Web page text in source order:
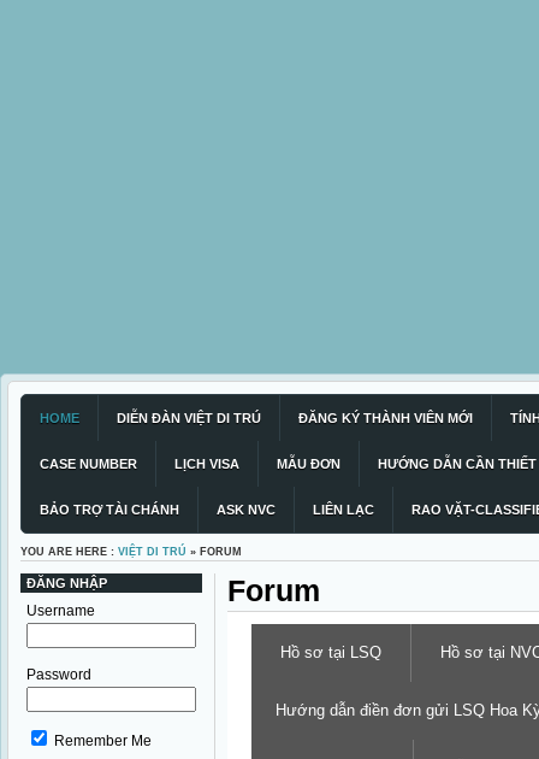
HOME DIỄN ĐÀN VIỆT DI TRÚ ĐĂNG KÝ THÀNH VIÊN MỚI
CASE NUMBER LỊCH VISA MẪU ĐƠN HƯỚNG DẪN CẦN THIẾT
BẢO TRỢ TÀI CHÁNH ASK NVC LIÊN LẠC RAO VẶT-
YOU ARE HERE : VIỆT DI TRÚ » FORUM
ĐĂNG NHẬP
Username
Password
Remember Me
Forum
Hồ sơ tại LSQ Hồ sơ tại
Hướng dẫn điền đơn gửi LSQ Hoa